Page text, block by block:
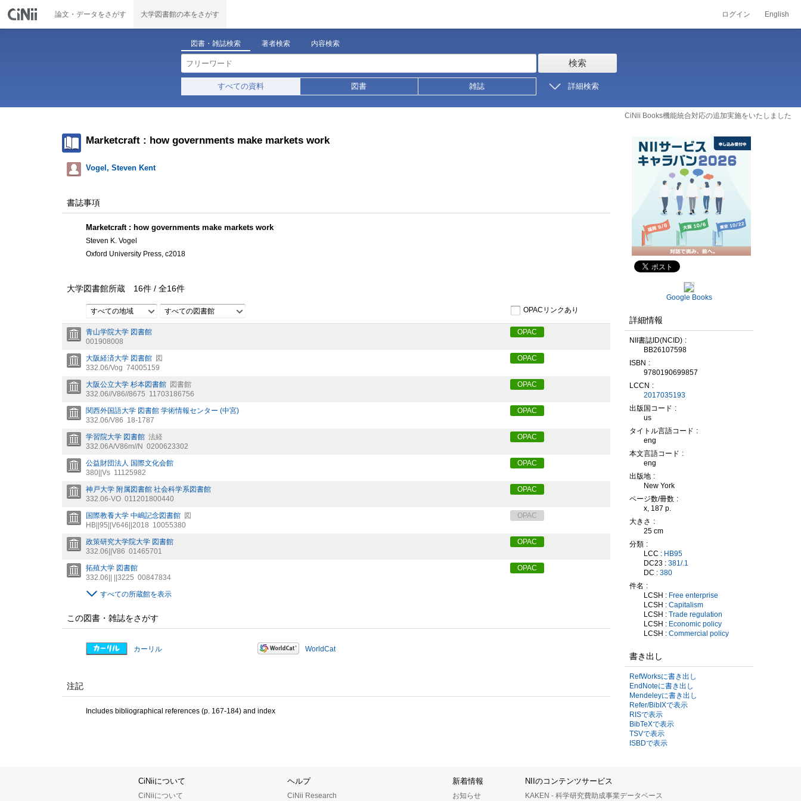
論文・データをさがす 大学図書館の本をさがす ログイン English
図書・雑誌検索 著者検索 内容検索
検索
すべての資料 図書 雑誌 詳細検索
CiNii Books機能統合対応の追加実施をいたしました
Marketcraft : how governments make markets work
Vogel, Steven Kent
書誌事項
Marketcraft : how governments make markets work
Steven K. Vogel
Oxford University Press, c2018
大学図書館所蔵 16件 / 全16件
すべての地域 すべての図書館 OPACリンクあり
青山学院大学 図書館
001908008
OPAC
大阪経済大学 図書館 図
332.06/Vog 74005159
OPAC
大阪公立大学 杉本図書館 図書館
332.06//V86//8675 11703186756
OPAC
関西外国語大学 図書館 学術情報センター (中宮)
332.06/V86 18-1787
OPAC
学習院大学 図書館 法経
332.06A/V86m//N 0200623302
OPAC
公益財団法人 国際文化会館
380||Vs 11125982
OPAC
神戸大学 附属図書館 社会科学系図書館
332.06-VO 011201800440
OPAC
国際教養大学 中嶋記念図書館 図
HB||95||V646||2018 10055380
OPAC
政策研究大学院大学 図書館
332.06||V86 01465701
OPAC
拓殖大学 図書館
332.06|| ||3225 00847834
OPAC
すべての所蔵館を表示
この図書・雑誌をさがす
カーリル WorldCat
注記
Includes bibliographical references (p. 167-184) and index
Google Books
詳細情報
NII書誌ID(NCID)
BB26107598
ISBN
9780190699857
LCCN
2017035193
出版国コード
us
タイトル言語コード
eng
本文言語コード
eng
出版地
New York
ページ数/冊数
x, 187 p.
大きさ
25 cm
分類
LCC : HB95
DC23 : 381/.1
DC : 380
件名
LCSH : Free enterprise
LCSH : Capitalism
LCSH : Trade regulation
LCSH : Economic policy
LCSH : Commercial policy
書き出し
RefWorksに書き出し
EndNoteに書き出し
Mendeleyに書き出し
Refer/BibIXで表示
RISで表示
BibTeXで表示
TSVで表示
ISBDで表示
CiNiiについて
CiNiiについて
ヘルプ
CiNii Research
新着情報
お知らせ
NIIのコンテンツサービス
KAKEN - 科学研究費助成事業データベース